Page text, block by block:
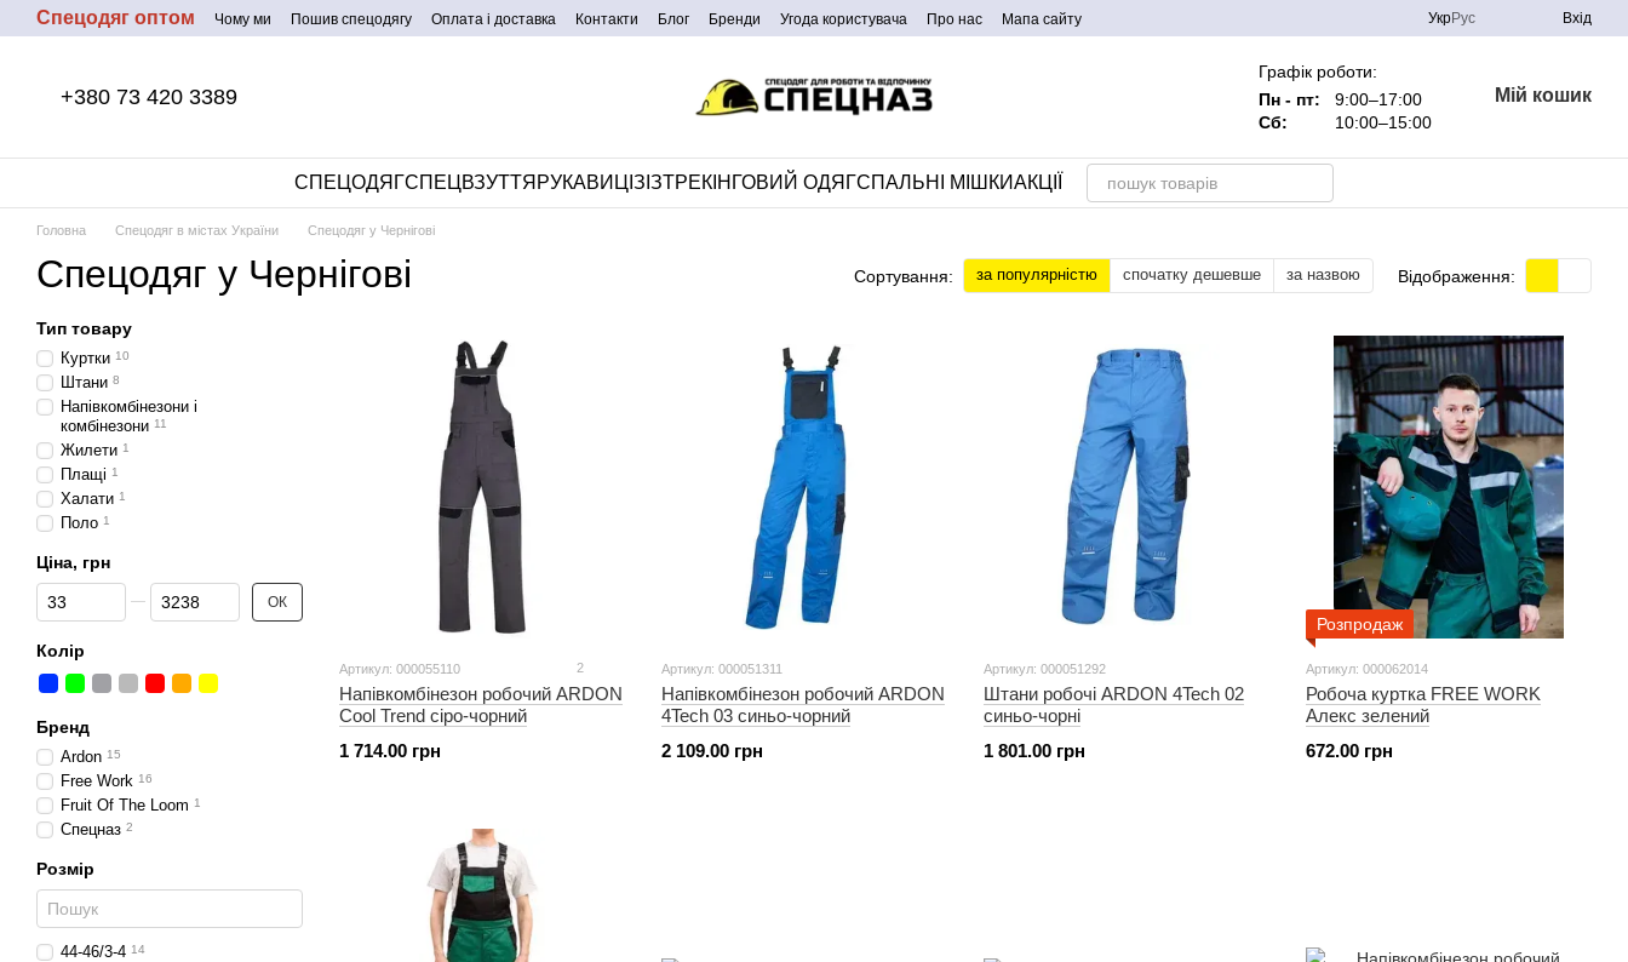
Перейти до основного контенту
Спецодяг оптом Чому ми Пошив спецодягу Оплата і доставка Контакти Блог Бренди Угода користувача Про нас Мапа сайту УкрРус Вхід
+380 73 420 3389
Графік роботи:
Пн - пт:
9:00–17:00
Сб:
10:00–15:00
Мій кошик
СПЕЦОДЯГСПЕЦВЗУТТЯ РУКАВИЦІ ЗІЗТРЕКІНГОВИЙ ОДЯГСПАЛЬНІ МІШКИАКЦІЇ
Головна Спецодяг в містах України Спецодяг у Чернігові
Спецодяг у Чернігові Сортування: за популярністю спочатку дешевше за назвою Відображення:
Артикул: 000055110 2
Напівкомбінезон робочий ARDON
Cool Trend сіро-чорний
1 714.00 грн
Артикул: 000051311
Напівкомбінезон робочий ARDON
4Tech 03 синьо-чорний
2 109.00 грн
Артикул: 000051292
Штани робочі ARDON 4Tech 02
синьо-чорні
1 801.00 грн
Розпродаж
Артикул: 000062014
Робоча куртка FREE WORK
Алекс зелений
672.00 грн
Тип товару
Куртки 10
Штани 8
Напівкомбінезони і
комбінезони 11
Жилети 1
Плащі 1
Халати 1
Поло 1
Ціна, грн
Від Ціна, грн
До Ціна, грн ОК
Колір
Бренд
Ardon 15
Free Work 16
Fruit Of The Loom 1
Спецназ 2
Розмір
44-46/3-4 14